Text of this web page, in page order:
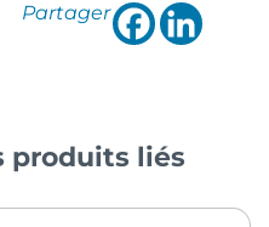
Partager
produits liés